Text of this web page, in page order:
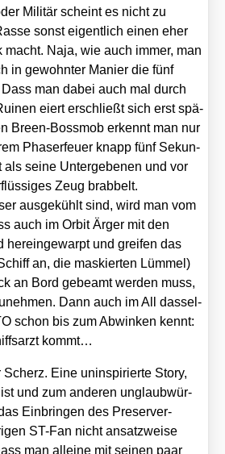
Mili­tär scheint es nicht zu
sonst eigent­lich einen eher
Naja, wie auch immer, man
in gewohn­ter Manier die fünf
man dabei auch mal durch
eiert erschließt sich erst spä­
Breen-Boss­mob erkennt man nur
Pha­ser­feu­er knapp fünf Sekun­
als sei­ne Unter­ge­be­nen und vor
Zeug brab­belt.
aus­ge­kühlt sind, wird man vom
auch im Orbit Ärger mit den
her­ein­ge­warpt und grei­fen das
an, die mas­kier­ten Lüm­mel)
an Bord gebeamt wer­den muss,
Dann auch im All das­sel­
schon bis zum Abwin­ken kennt:
kommt…
Eine unin­spi­rier­te Sto­ry,
und zum ande­ren unglaub­wür­
Ein­brin­gen des Pre­ser­ver-
ST-Fan nicht ansatz­wei­se
man allei­ne mit sei­nen paar